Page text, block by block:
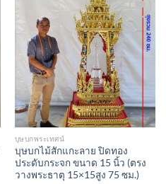
Add to
Wishlist
บุษบกพระเทศน์
บุษบกไม้สักแกะลาย ปิดทอง
ประดับกระจก ขนาด 15 นิ้ว (ตรง
วางพระธาตุ 15×15สูง 75 ซม.)